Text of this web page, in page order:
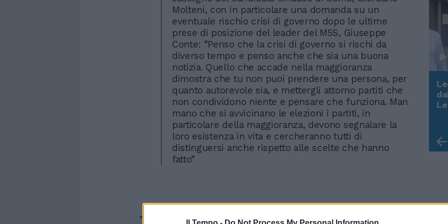
Molteni, con in particolare una domanda su un
eventuale rischio crisi di governo dopo le ultime
prese di posizione del leader del M5S, Giuseppe
Conte: “Penso che la crisi di governo si rischi da
diverso tempo e penso anche che sia una buona
notizia. Quello che accade nella maggioranza
dimostra che tu non puoi prendere una persona, per
quanto autorevole sia, e mettergli attorno partiti che
non condividono niente e pensare che funziona. Man
mano che si avvicinano le elezioni i partiti, in
particolare della maggioranza, devono segnalare la
loro esistenza in vita e cercheranno tutti di
distinguersi anche rispetto alle scelte che hanno
fatto”
Rudy Giuliani a Come States?
Trump, Meloni e la strategia
americana